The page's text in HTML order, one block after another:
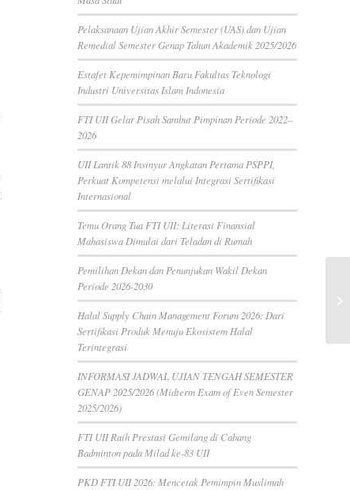
Pelaksanaan Ujian Akhir Semester (UAS) dan Ujian
Remedial Semester Genap Tahun Akademik 2025/2026
Estafet Kepemimpinan Baru Fakultas Teknologi
Industri Universitas Islam Indonesia
FTI UII Gelar Pisah Sambut Pimpinan Periode 2022–
2026
UII Lantik 88 Insinyur Angkatan Pertama PSPPI,
Perkuat Kompetensi melalui Integrasi Sertifikasi
Internasional
Temu Orang Tua FTI UII: Literasi Finansial
Mahasiswa Dimulai dari Teladan di Rumah
Pemilihan Dekan dan Penunjukan Wakil Dekan
Periode 2026-2030
Halal Supply Chain Management Forum 2026: Dari
Sertifikasi Produk Menuju Ekosistem Halal
Terintegrasi
INFORMASI JADWAL UJIAN TENGAH SEMESTER
GENAP 2025/2026 (Midterm Exam of Even Semester
2025/2026)
FTI UII Raih Prestasi Gemilang di Cabang
Badminton pada Milad ke-83 UII
PKD FTI UII 2026: Mencetak Pemimpin Muslimah